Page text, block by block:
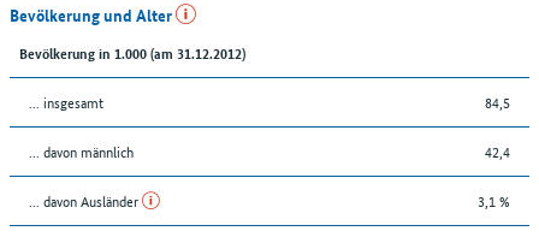
Bevölkerung und Alter
Bevölkerung in 1.000 (am 31.12.2012)
... insgesamt 84,5
... davon männlich 42,4
... davon Ausländer 3,1 %